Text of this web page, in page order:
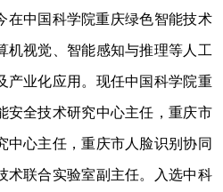
在中国科学院重庆绿色智能技术
机视觉、智能感知与推理等人工
产业化应用。现任中国科学院重
安全技术研究中心主任，重庆市
中心主任，重庆市人脸识别协同
术联合实验室副主任。入选中科